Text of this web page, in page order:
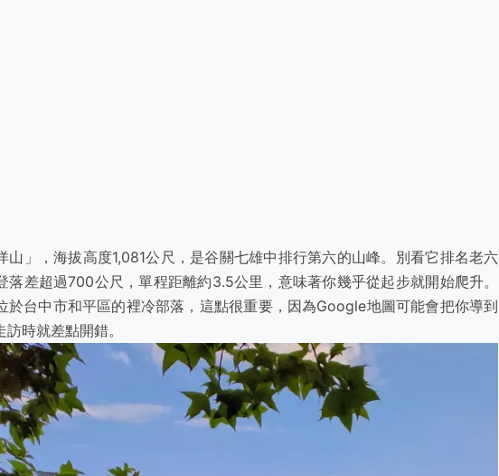
山」，海拔高度1,081公尺，是谷關七雄中排行第六的山峰。別看它排名老六
落差超過700公尺，單程距離約3.5公里，意味著你幾乎從起步就開始爬升。
於台中市和平區的裡冷部落，這點很重要，因為Google地圖可能會把你導到
時就差點開錯。